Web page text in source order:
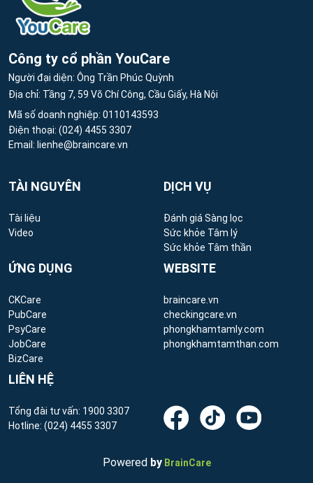
Công ty cổ phần YouCare
Người đại diện: Ông Trần Phúc Quỳnh
Địa chỉ: Tầng 7, 59 Võ Chí Công, Cầu Giấy, Hà Nội
Mã số doanh nghiệp: 0110143593
Điện thoại: (024) 4455 3307
Email: lienhe@braincare.vn
TÀI NGUYÊN
Tài liệu
Video
DỊCH VỤ
Đánh giá Sàng lọc
Sức khỏe Tâm lý
Sức khỏe Tâm thần
ỨNG DỤNG
CKCare
PubCare
PsyCare
JobCare
BizCare
WEBSITE
braincare.vn
checkingcare.vn
phongkhamtamly.com
phongkhamtamthan.com
LIÊN HỆ
Tổng đài tư vấn: 1900 3307
Hotline: (024) 4455 3307
Powered byBrainCare